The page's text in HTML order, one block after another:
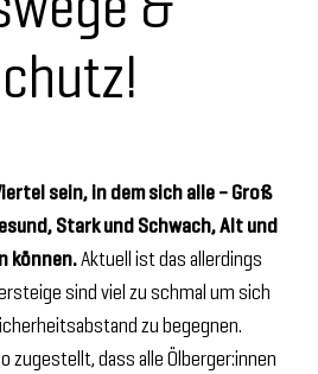
sein, in dem sich alle – Groß
Stark und Schwach, Alt und
können.Aktuell ist das allerdings
sind viel zu schmal um sich
zu begegnen.
zugestellt, dass alle Ölberger:innen